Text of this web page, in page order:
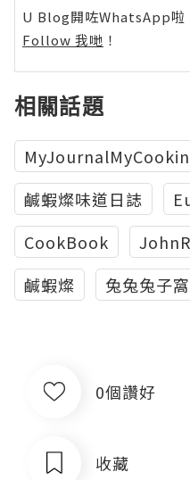
U Blog開咗WhatsApp啦
Follow 我哋 ！
相關話題
鹹蝦燦味道日誌
CookBook
鹹蝦燦
兔兔兔子窩
0個讚好
收藏